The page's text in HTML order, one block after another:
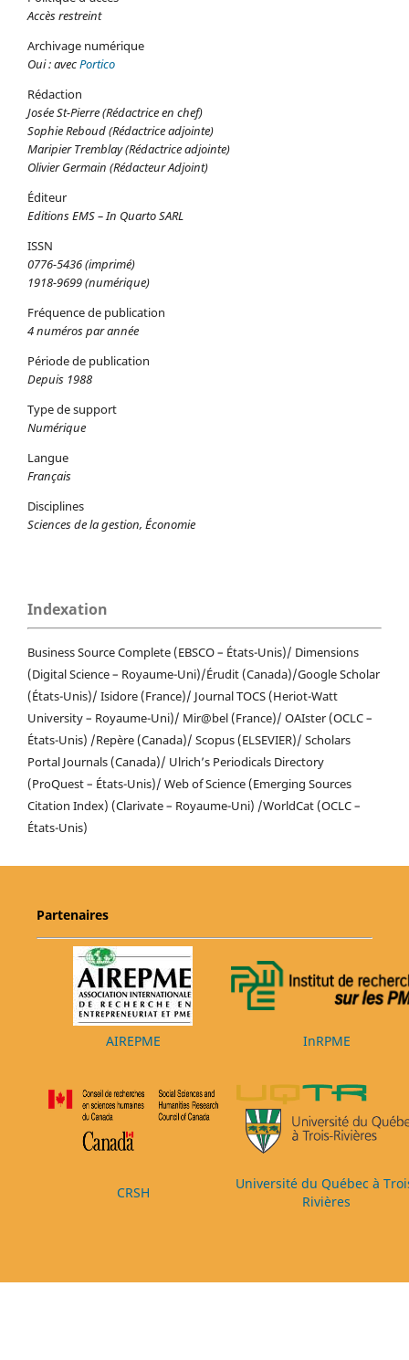
Accès restreint
Archivage numérique
Oui : avecPortico
Rédaction
Josée St-Pierre (Rédactrice en chef)
Sophie Reboud (Rédactrice adjointe)
Maripier Tremblay (Rédactrice adjointe)
Olivier Germain (Rédacteur Adjoint)
Éditeur
Editions EMS – In Quarto SARL
ISSN
0776-5436 (imprimé)
1918-9699 (numérique)
Fréquence de publication
4 numéros par année
Période de publication
Depuis 1988
Type de support
Numérique
Langue
Français
Disciplines
Sciences de la gestion, Économie
Indexation
Business Source Complete (EBSCO – États-Unis)/ Dimensions
(Digital Science – Royaume-Uni)/Érudit (Canada)/Google Scholar
(États-Unis)/ Isidore (France)/ Journal TOCS (Heriot-Watt
University – Royaume-Uni)/ Mir@bel (France)/ OAIster (OCLC –
États-Unis) /Repère (Canada)/ Scopus (ELSEVIER)/ Scholars
Portal Journals (Canada)/ Ulrich’s Periodicals Directory
(ProQuest – États-Unis)/ Web of Science (Emerging Sources
Citation Index) (Clarivate – Royaume-Uni) /WorldCat (OCLC –
États-Unis)
Partenaires
AIREPME InRPME
CRSH
Université du Québec à
Rivières